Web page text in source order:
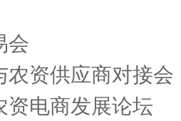
会
与农资供应商
资电商发展论坛